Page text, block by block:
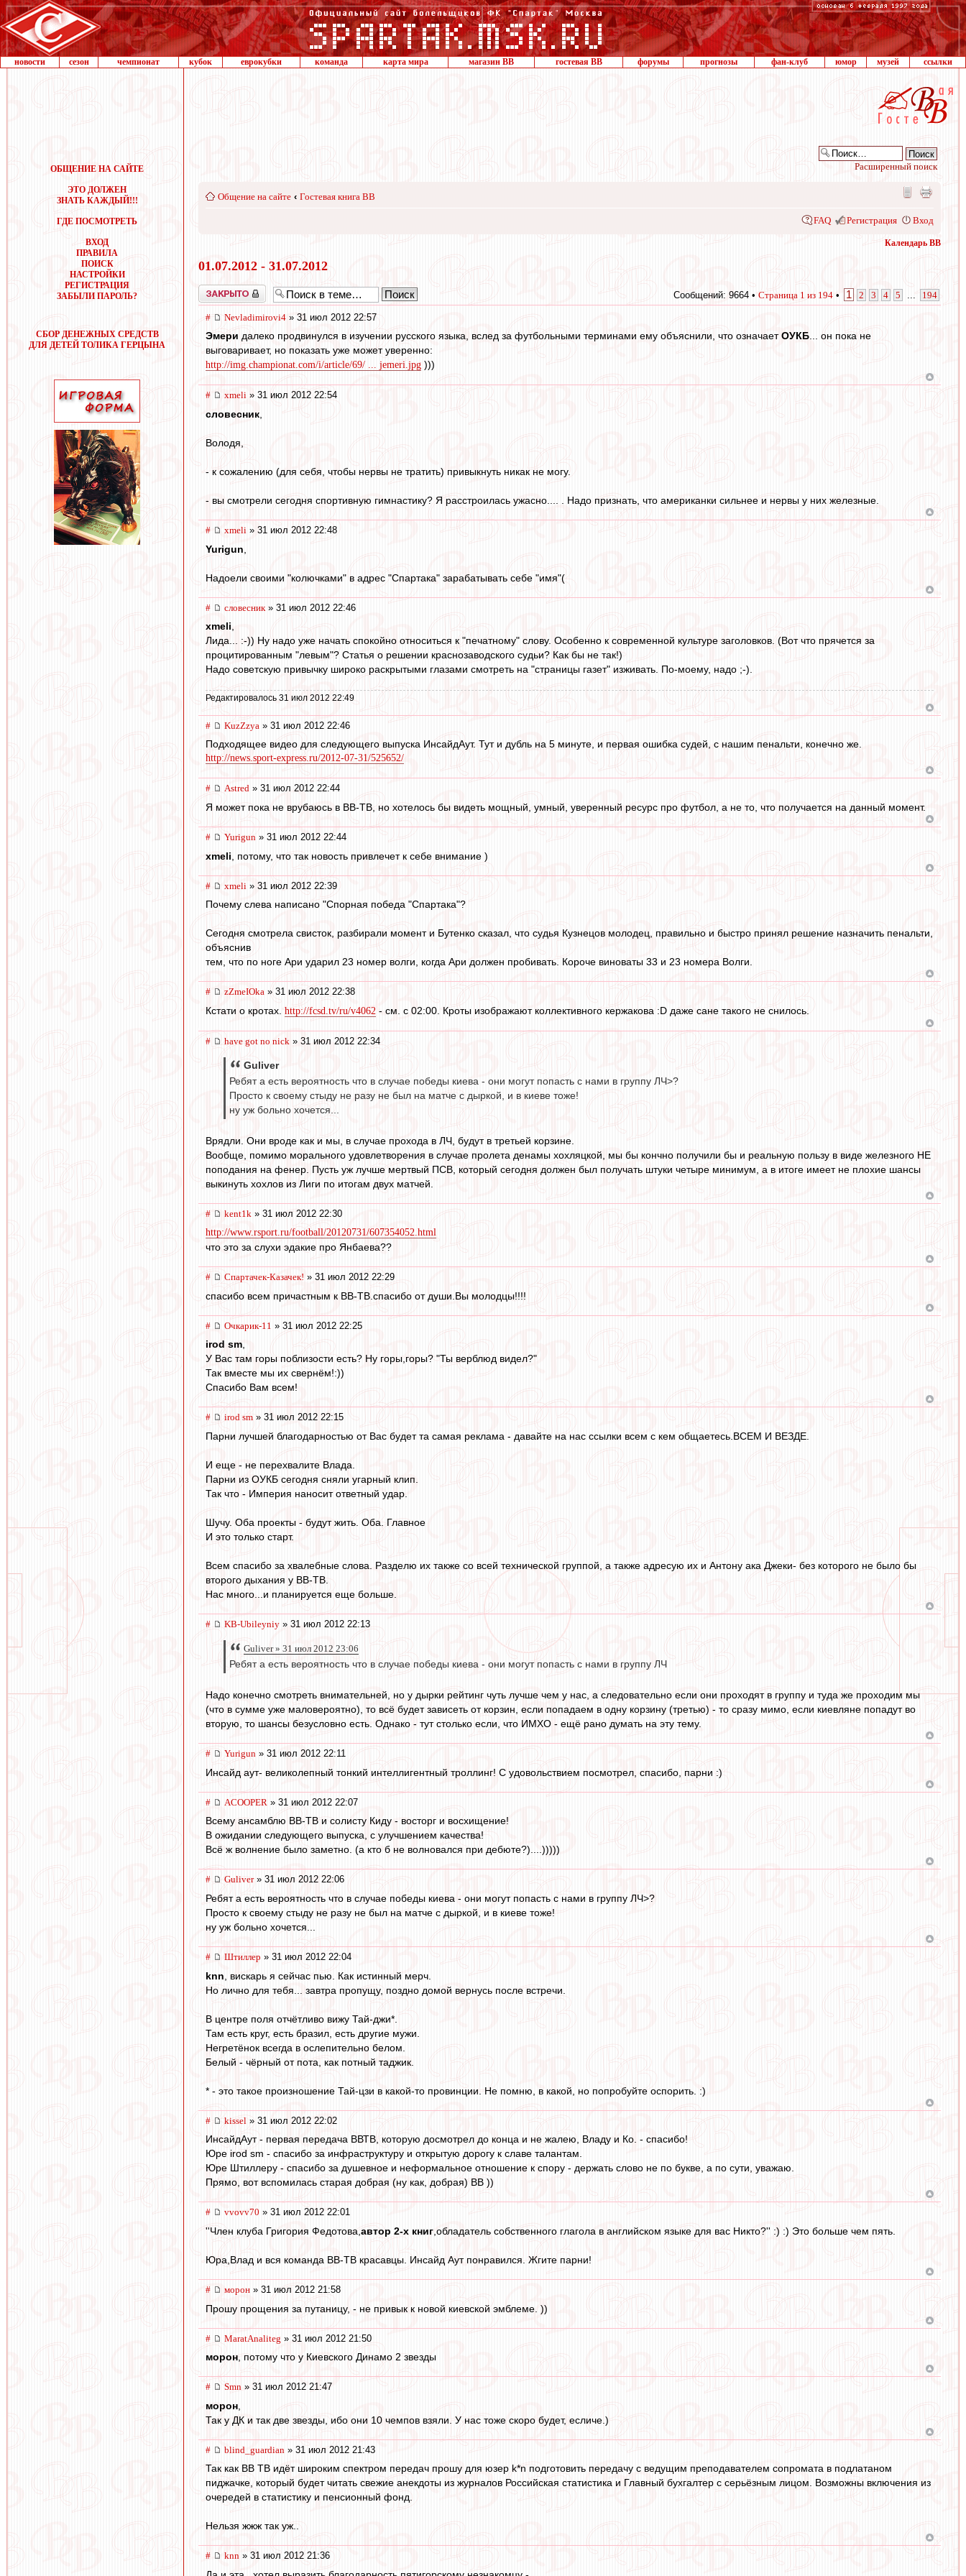
новости сезон чемпионат кубок еврокубки команда карта мира магазин ВВ гостевая ВВ форумы прогнозы фан-клуб юмор музей ссылки
ОБЩЕНИЕ НА САЙТЕ
ЭТО ДОЛЖЕН
ЗНАТЬ КАЖДЫЙ!!!
ГДЕ ПОСМОТРЕТЬ
ВХОД
ПРАВИЛА
ПОИСК
НАСТРОЙКИ
РЕГИСТРАЦИЯ
ЗАБЫЛИ ПАРОЛЬ?
СБОР ДЕНЕЖНЫХ СРЕДСТВ
ДЛЯ ДЕТЕЙ ТОЛИКА ГЕРЦЫНА
Расширенный поиск
Общение на сайте ‹ Гостевая книга ВВ
FAQ Регистрация Вход
Календарь ВВ
01.07.2012 - 31.07.2012
Закрыто Сообщений: 9664 • Страница 1 из 194 • 1 2 3 4 5 194
# Nevladimirovi4 » 31 июл 2012 22:57
Эмери далеко продвинулся в изучении русского языка, вслед за футбольными терминами ему объяснили, что означаетОУКБ... он пока не
выговаривает, но показать уже может уверенно:
http://img.championat.com/i/article/69/ ... jemeri.jpg )))
# xmeli » 31 июл 2012 22:54
словесник
Володя,
- к сожалению (для себя, чтобы нервы не тратить) привыкнуть никак не могу.
- вы смотрели сегодня спортивную гимнастику? Я расстроилась ужасно.... . Надо признать, что американки сильнее и нервы у них железные.
# xmeli » 31 июл 2012 22:48
Yurigun
Надоели своими "колючками" в адрес "Спартака" зарабатывать себе "имя"(
# словесник » 31 июл 2012 22:46
xmeli,
Лида... :-)) Ну надо уже начать спокойно относиться к "печатному" слову. Особенно к современной культуре заголовков. (Вот что прячется за
процитированным "левым"? Статья о решении краснозаводского судьи? Как бы не так!)
Надо советскую привычку широко раскрытыми глазами смотреть на "страницы газет" изживать. По-моему, надо ;-).
Редактировалось 31 июл 2012 22:49
# KuzZzya » 31 июл 2012 22:46
Подходящее видео для следующего выпуска ИнсайдАут. Тут и дубль на 5 минуте, и первая ошибка судей, с нашим пенальти, конечно же.
http://news.sport-express.ru/2012-07-31/525652/
# Astred » 31 июл 2012 22:44
Я может пока не врубаюсь в ВВ-ТВ, но хотелось бы видеть мощный, умный, уверенный ресурс про футбол, а не то, что получается на данный момент.
# Yurigun » 31 июл 2012 22:44
xmeli , потому, что так новость привлечет к себе внимание )
# xmeli » 31 июл 2012 22:39
Почему слева написано "Спорная победа "Спартака"?
Сегодня смотрела свисток, разбирали момент и Бутенко сказал, что судья Кузнецов молодец, правильно и быстро принял решение назначить пенальти,
объяснив
тем, что по ноге Ари ударил 23 номер волги, когда Ари должен пробивать. Короче виноваты 33 и 23 номера Волги.
# zZmeIOka » 31 июл 2012 22:38
Кстати о кротах. http://fcsd.tv/ru/v4062 - см. с 02:00. Кроты изображают коллективного кержакова :D даже сане такого не снилось.
# have got no nick » 31 июл 2012 22:34
Guliver
Ребят а есть вероятность что в случае победы киева - они могут попасть с нами в группу ЛЧ>?
Просто к своему стыду не разу не был на матче с дыркой, и в киеве тоже!
ну уж больно хочется...
Врядли. Они вроде как и мы, в случае прохода в ЛЧ, будут в третьей корзине.
Вообще, помимо морального удовлетворения в случае пролета денамы хохляцкой, мы бы кончно получили бы и реальную пользу в виде железного НЕ
поподания на фенер. Пусть уж лучше мертвый ПСВ, который сегодня должен был получать штуки четыре минимум, а в итоге имеет не плохие шансы
выкинуть хохлов из Лиги по итогам двух матчей.
# kent1k » 31 июл 2012 22:30
http://www.rsport.ru/football/20120731/607354052.html
что это за слухи эдакие про Янбаева??
# Спартачек-Казачек! » 31 июл 2012 22:29
спасибо всем причастным к ВВ-ТВ.спасибо от души.Вы молодцы!!!!
# Очкарик-11 » 31 июл 2012 22:25
irod sm
У Вас там горы поблизости есть? Ну горы,горы? "Ты верблюд видел?"
Так вместе мы их свернём!:))
Спасибо Вам всем!
# irod sm » 31 июл 2012 22:15
Парни лучшей благодарностью от Вас будет та самая реклама - давайте на нас ссылки всем с кем общаетесь.ВСЕМ И ВЕЗДЕ.
И еще - не перехвалите Влада.
Парни из ОУКБ сегодня сняли угарный клип.
Так что - Империя наносит ответный удар.
Шучу. Оба проекты - будут жить. Оба. Главное
И это только старт.
Всем спасибо за хвалебные слова. Разделю их также со всей технической группой, а также адресую их и Антону ака Джеки- без которого не было бы
второго дыхания у ВВ-ТВ.
Нас много...и планируется еще больше.
# KB-Ubileyniy » 31 июл 2012 22:13
Guliver » 31 июл 2012 23:06
Ребят а есть вероятность что в случае победы киева - они могут попасть с нами в группу ЛЧ
Надо конечно смотреть внимательней, но у дырки рейтинг чуть лучше чем у нас, а следовательно если они проходят в группу и туда же проходим мы
(что в сумме уже маловероятно), то всё будет зависеть от корзин, если попадаем в одну корзину (третью) - то сразу мимо, если киевляне попадут во
вторую, то шансы безусловно есть. Однако - тут столько если, что ИМХО - ещё рано думать на эту тему.
# Yurigun » 31 июл 2012 22:11
Инсайд аут- великолепный тонкий интеллигентный троллинг! С удовольствием посмотрел, спасибо, парни :)
# ACOOPER » 31 июл 2012 22:07
Всему ансамблю ВВ-ТВ и солисту Киду - восторг и восхищение!
В ожидании следующего выпуска, с улучшением качества!
Всё ж волнение было заметно. (а кто б не волновался при дебюте?)....)))))
# Guliver» 31 июл 2012 22:06
Ребят а есть вероятность что в случае победы киева - они могут попасть с нами в группу ЛЧ>?
Просто к своему стыду не разу не был на матче с дыркой, и в киеве тоже!
ну уж больно хочется...
# Штиллер » 31 июл 2012 22:04
knn , вискарь я сейчас пью. Как истинный мерч.
Но лично для тебя... завтра пропущу, поздно домой вернусь после встречи.
В центре поля отчётливо вижу Тай-джи*.
Там есть круг, есть бразил, есть другие мужи.
Негретёнок всегда в ослепительно белом.
Белый - чёрный от пота, как потный таджик.
* - это такое произношение Тай-цзи в какой-то провинции. Не помню, в какой, но попробуйте оспорить. :)
# kissel » 31 июл 2012 22:02
ИнсайдАут - первая передача ВВТВ, которую досмотрел до конца и не жалею, Владу и Ко. - спасибо!
Юре irod sm - спасибо за инфраструктуру и открытую дорогу к славе талантам.
Юре Штиллеру - спасибо за душевное и неформальное отношение к спору - держать слово не по букве, а по сути, уважаю.
Прямо, вот вспомилась старая добрая (ну как, добрая) ВВ ))
# vvovv70 » 31 июл 2012 22:01
''Член клуба Григория Федотова, автор 2-х книг ,обладатель собственного глагола в английском языке для вас Никто?'' :) :) Это больше чем пять.
Юра,Влад и вся команда ВВ-ТВ красавцы. Инсайд Аут понравился. Жгите парни!
# морон » 31 июл 2012 21:58
Прошу прощения за путаницу, - не привык к новой киевской эмблеме. ))
# MaratAnaliteg » 31 июл 2012 21:50
морон, потому что у Киевского Динамо 2 звезды
# Smn » 31 июл 2012 21:47
морон
Так у ДК и так две звезды, ибо они 10 чемпов взяли. У нас тоже скоро будет, есличе.)
# blind_guardian » 31 июл 2012 21:43
Так как ВВ ТВ идёт широким спектром передач прошу для юзер k*n подготовить передачу с ведущим преподавателем сопромата в подлатаном
пиджачке, который будет читать свежие анекдоты из журналов Российская статистика и Главный бухгалтер с серьёзным лицом. Возможны включения из
очередей в статистику и пенсионный фонд.
Нельзя жжж так уж..
# knn » 31 июл 2012 21:36